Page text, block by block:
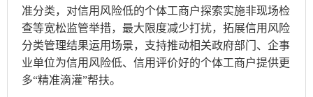
准分类，对信用风险低的个体工商户探索实施非现场检
查等宽松监管举措，最大限度减少打扰，拓展信用风险
分类管理结果运用场景，支持推动相关政府部门、企事
业单位为信用风险低、信用评价好的个体工商户提供更
多“精准滴灌”帮扶。